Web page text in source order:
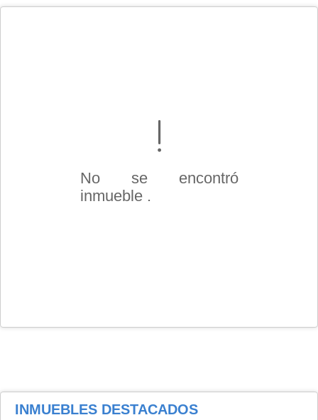
No se encontró
inmueble .
INMUEBLES DESTACADOS